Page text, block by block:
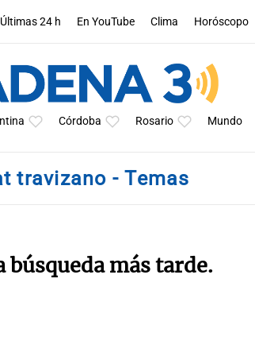
Últimas 24 h En YouTube Clima Horóscopo
Córdoba Rosario Mundo
travizano - Temas
más tarde.